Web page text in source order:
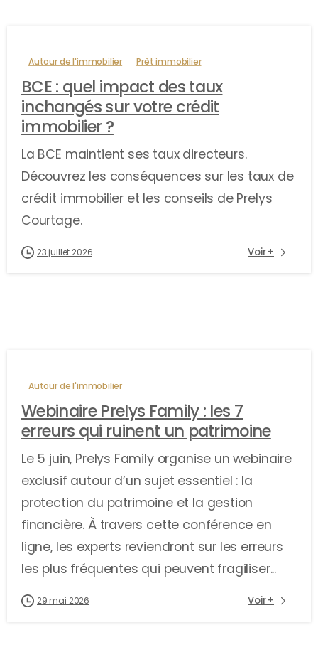
Autour de l'immobilier Prêt immobilier
BCE : quel impact des taux
inchangés sur votre crédit
immobilier ?
La BCE maintient ses taux directeurs.
Découvrez les conséquences sur les taux de
crédit immobilier et les conseils de Prelys
Courtage.
23 juillet 2026 Voir +
Autour de l'immobilier
Webinaire Prelys Family : les 7
erreurs qui ruinent un patrimoine
Le 5 juin, Prelys Family organise un webinaire
exclusif autour d’un sujet essentiel : la
protection du patrimoine et la gestion
financière. À travers cette conférence en
ligne, les experts reviendront sur les erreurs
les plus fréquentes qui peuvent fragiliser...
29 mai 2026 Voir +